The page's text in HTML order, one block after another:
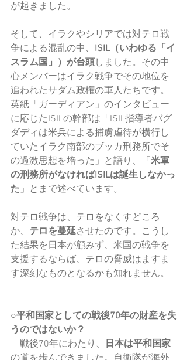
が起きました。
そして、イラクやシリアでは対テロ戦
争による混乱の中、 ISIL（いわゆる「イ
スラム国」）が台頭しました。その中
心メンバーはイラク戦争でその地位を
追われたサダム政権の軍人たちです。
英紙「ガーディアン」のインタビュー
に応じたISILの幹部は「ISIL指導者バグ
ダディは米兵による捕虜虐待が横行し
ていたイラク南部のブッカ刑務所でそ
の過激思想を培った」と語り、「 米軍
の刑務所がなければISILは誕生しなかっ
た」とまで述べています。
対テロ戦争は、テロをなくすどころ
か、 テロを蔓延させたのです。こうし
た結果を日本が顧みず、米国の戦争を
支援するならば、テロの脅威はますま
す深刻なものとなるかも知れません。
○平和国家としての戦後70年の財産を失
うのではないか？
戦後70年にわたり、
日本は平和国家